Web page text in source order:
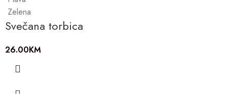
Zelena
Svečana torbica
26.00KM